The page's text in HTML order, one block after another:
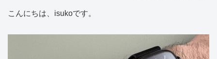
こんにちは、isukoです。